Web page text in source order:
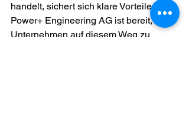
handelt, sichert sich klare Vorteile.
Power+ Engineering AG ist bereit,
Unternehmen auf diesem Weg zu